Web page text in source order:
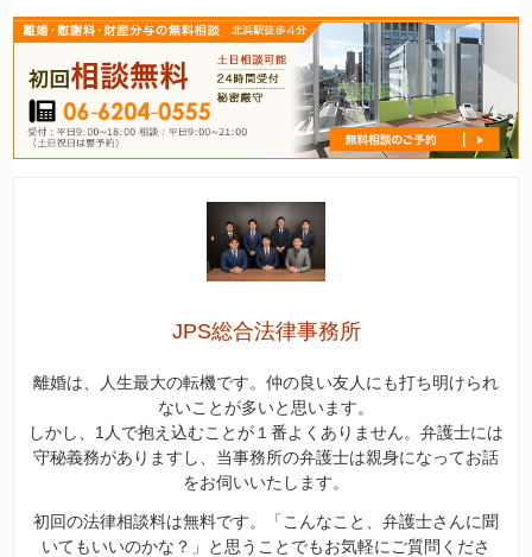
JPS総合法律事務所
離婚は、人生最大の転機です。仲の良い友人にも打ち明けられ
ないことが多いと思います。
しかし、1人で抱え込むことが１番よくありません。弁護士には
守秘義務がありますし、当事務所の弁護士は親身になってお話
をお伺いいたします。
初回の法律相談料は無料です。「こんなこと、弁護士さんに聞
いてもいいのかな？」と思うことでもお気軽にご質問くださ